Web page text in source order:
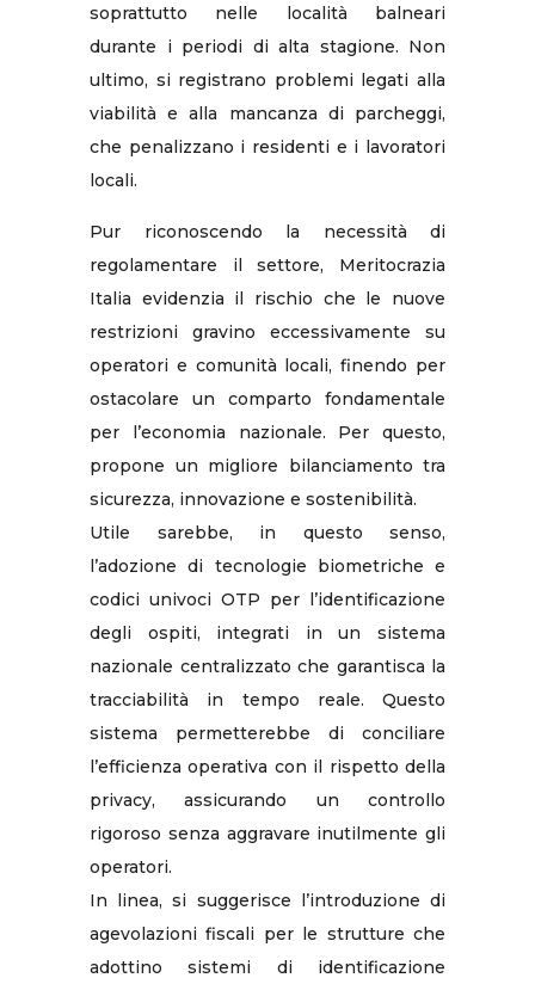
soprattutto nelle località balneari
durante i periodi di alta stagione. Non
ultimo, si registrano problemi legati alla
viabilità e alla mancanza di parcheggi,
che penalizzano i residenti e i lavoratori
locali.
Pur riconoscendo la necessità di
regolamentare il settore, Meritocrazia
Italia evidenzia il rischio che le nuove
restrizioni gravino eccessivamente su
operatori e comunità locali, finendo per
ostacolare un comparto fondamentale
per l’economia nazionale. Per questo,
propone un migliore bilanciamento tra
sicurezza, innovazione e sostenibilità.
Utile sarebbe, in questo senso,
l’adozione di tecnologie biometriche e
codici univoci OTP per l’identificazione
degli ospiti, integrati in un sistema
nazionale centralizzato che garantisca la
tracciabilità in tempo reale. Questo
sistema permetterebbe di conciliare
l’efficienza operativa con il rispetto della
privacy, assicurando un controllo
rigoroso senza aggravare inutilmente gli
operatori.
In linea, si suggerisce l’introduzione di
agevolazioni fiscali per le strutture che
adottino sistemi di identificazione